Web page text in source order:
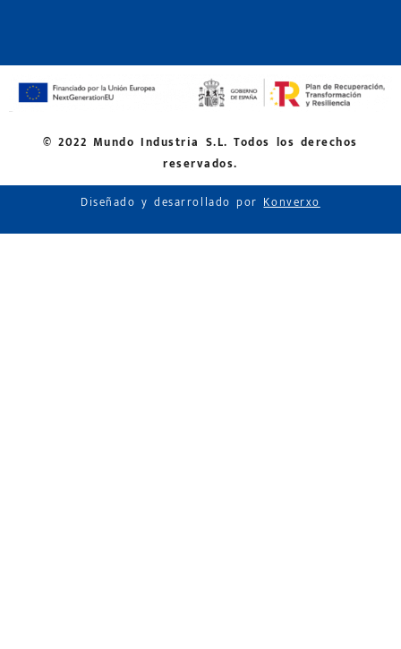
© 2022 Mundo Industria S.L. Todos los derechos
reservados.
Diseñado y desarrollado porKonverxo